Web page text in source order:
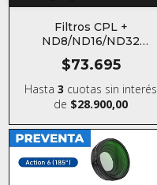
Filtros CPL +
ND8/ND16/ND32
TELESIN para DJI Osmo
Action 5 Pro / 4 / 3
$73.695
Hasta3 cuotas sin interés
de $28.900,00